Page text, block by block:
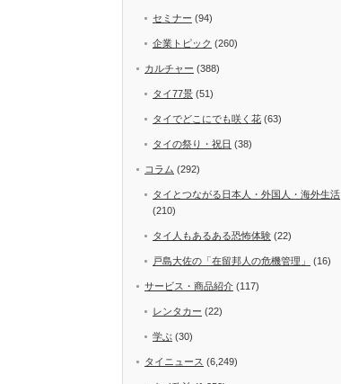
セミナー (94)
企業トピック (260)
カルチャー (388)
タイ77景 (51)
タイでどこにでも咲く花 (63)
タイの祭り・祝日 (38)
コラム (292)
タイとつながる日本人・外国人・海外生活
(210)
タイ人もあるある恐怖体験 (22)
戸島大佐の「在留邦人の危機管理」 (16)
サービス・商品紹介 (117)
レンタカー (22)
学ぶ (30)
タイニュース (6,249)